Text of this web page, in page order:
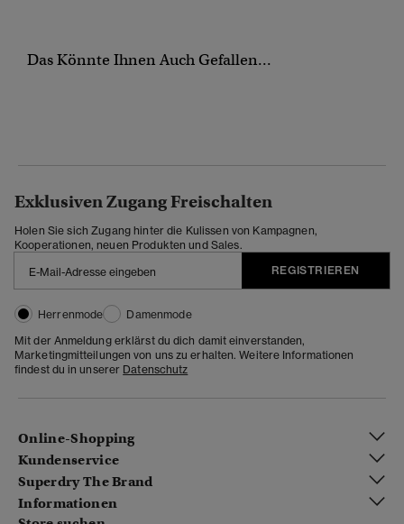
Das Könnte Ihnen Auch Gefallen...
Exklusiven Zugang Freischalten
Holen Sie sich Zugang hinter die Kulissen von Kampagnen,
Kooperationen, neuen Produkten und Sales.
REGISTRIEREN
Herrenmode
Damenmode
Mit der Anmeldung erklärst du dich damit einverstanden,
Marketingmitteilungen von uns zu erhalten. Weitere Informationen
findest du in unserer Datenschutz
Online-Shopping
Kundenservice
Superdry The Brand
Informationen